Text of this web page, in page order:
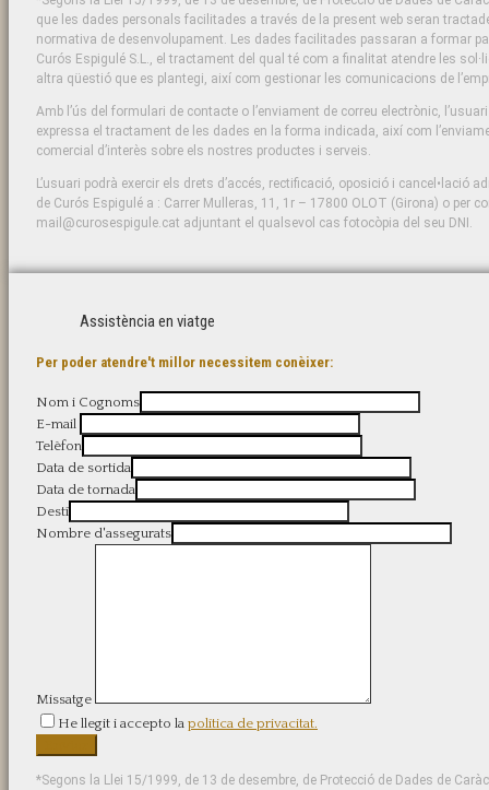
que les dades personals facilitades a través de la present web seran
normativa de desenvolupament. Les dades facilitades passaran a formar
Curós Espigulé S.L., el tractament del qual té com a finalitat atendre les
altra qüestió que es plantegi, així com gestionar les comunicacions de
Amb l’ús del formulari de contacte o l’enviament de correu electrònic,
expressa el tractament de les dades en la forma indicada, així com
comercial d’interès sobre els nostres productes i serveis.
L’usuari podrà exercir els drets d’accés, rectificació, oposició i cancel•lació
de Curós Espigulé a : Carrer Mulleras, 11, 1r – 17800 OLOT (Girona) o per
mail@curosespigule.cat adjuntant el qualsevol cas fotocòpia del seu DNI.
Assistència en viatge
Per poder atendre't millor necessitem conèixer:
Nom i Cognoms
E-mail
Telèfon
Data de sortida
Data de tornada
Destí
Nombre d'assegurats
Missatge
He llegit i accepto la política de privacitat.
*Segons la Llei 15/1999, de 13 de desembre, de Protecció de Dades de